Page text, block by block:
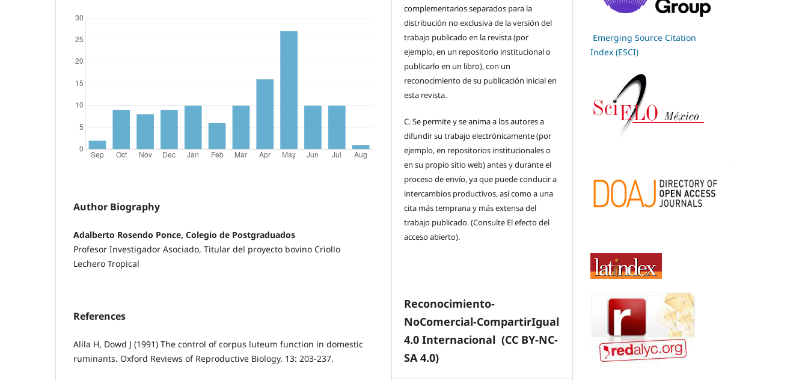
Author Biography
Adalberto Rosendo Ponce, Colegio de Postgraduados
Profesor Investigador Asociado, Titular del proyecto bovino Criollo
Lechero Tropical
References
Alila H, Dowd J (1991) The control of corpus luteum function in domestic
ruminants. Oxford Reviews of Reproductive Biology. 13: 203-237.
complementarios separados para la
distribución no exclusiva de la versión del
trabajo publicado en la revista (por
ejemplo, en un repositorio institucional o
publicarlo en un libro), con un
reconocimiento de su publicación inicial en
esta revista.
C.Se permite y se anima a los autores a
difundir su trabajo electrónicamente (por
ejemplo, en repositorios institucionales o
en su propio sitio web) antes y durante el
proceso de envío, ya que puede conducir a
intercambios productivos, así como a una
cita más temprana y más extensa del
trabajo publicado. (Consulte El efecto del
acceso abierto).
Reconocimiento-
NoComercial-CompartirIgual
4.0 Internacional (CC BY-NC-
SA 4.0)
Emerging Source Citation
Index (ESCI)